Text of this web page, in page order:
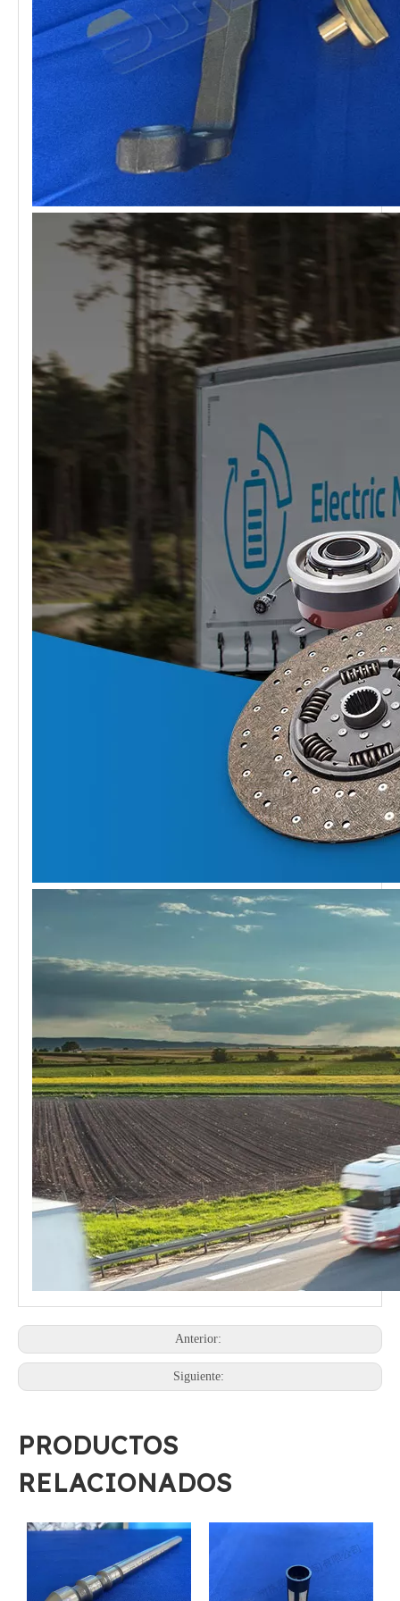
Anterior:
Siguiente:
PRODUCTOS
RELACIONADOS